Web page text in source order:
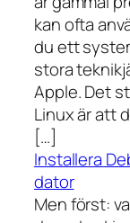
kan ofta
du ett
stora
Apple. Det
Linux är att
[…]
Installera
dator
Men först: